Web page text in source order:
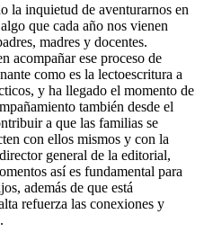
la inquietud de aventurarnos en
que cada año nos vienen
madres y docentes.
acompañar ese proceso de
como es la lectoescritura a
y ha llegado el momento de
también desde el
a que las familias se
con ellos mismos y con la
general de la editorial,
así es fundamental para
además de que está
refuerza las conexiones y